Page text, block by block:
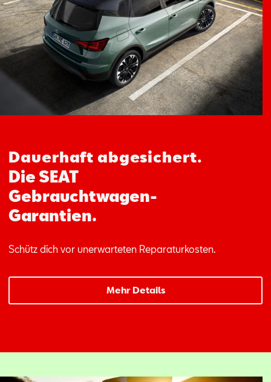
Aktionen
Dauerhaft abgesichert.
Die SEAT
Gebrauchtwagen-
Garantien.
Schütz dich vor unerwarteten Reparaturkosten.
Mehr Details